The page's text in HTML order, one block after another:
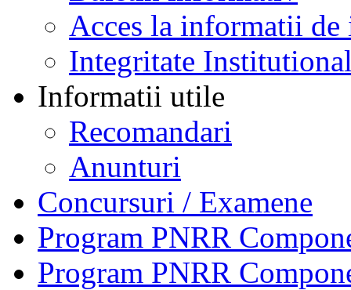
Acces la informatii de
Integritate
Informatii utile
Recomandari
Anunturi
Concursuri / Examene
Program PNRR
Program PNRR